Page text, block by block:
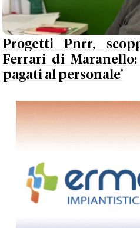
Progetti Pnrr,
Ferrari di
pagati al personale'